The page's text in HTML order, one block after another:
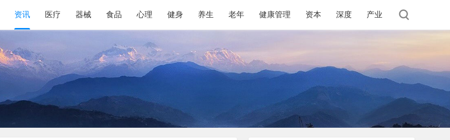
资讯 医疗 器械 食品 心理 健身 养生 老年 健康管理 资本 深度 产业